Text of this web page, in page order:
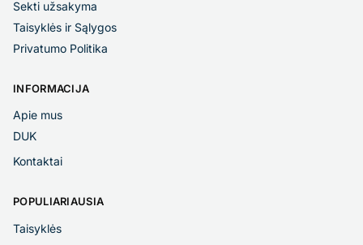
Sekti užsakyma
Taisyklės ir Sąlygos
Privatumo Politika
INFORMACIJA
Apie mus
DUK
Kontaktai
POPULIARIAUSIA
Taisyklės